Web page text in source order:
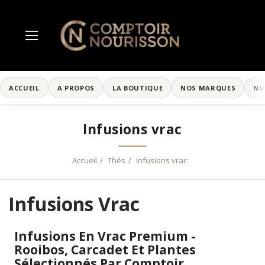
ACCUEIL A PROPOS LA BOUTIQUE NOS MARQUES
Infusions vrac
Accueil Thés Infusions vrac
Infusions Vrac
Infusions En Vrac Premium -
Rooibos, Carcadet Et Plantes